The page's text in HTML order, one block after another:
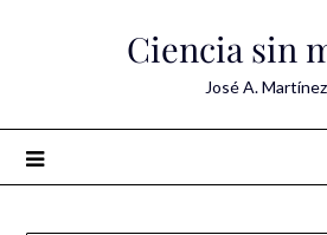
Ciencia sin
José A. Martínez